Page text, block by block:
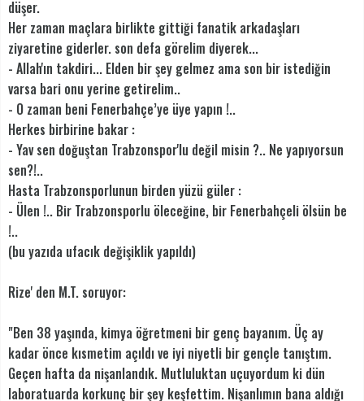
düşer.
Her zaman maçlara birlikte gittiği fanatik arkadaşları
ziyaretine giderler. son defa görelim diyerek...
- Allah'ın takdiri... Elden bir şey gelmez ama son bir istediğin
varsa bari onu yerine getirelim..
- O zaman beni Fenerbahçe’ye üye yapın !..
Herkes birbirine bakar :
- Yav sen doğuştan Trabzonspor'lu değil misin ?.. Ne yapıyorsun
sen?!..
Hasta Trabzonsporlunun birden yüzü güler :
- Ülen !.. Bir Trabzonsporlu öleceğine, bir Fenerbahçeli ölsün be
!..
(bu yazıda ufacık değişiklik yapıldı)
Rize' den M.T. soruyor:
"Ben 38 yaşında, kimya öğretmeni bir genç bayanım. Üç ay
kadar önce kısmetim açıldı ve iyi niyetli bir gençle tanıştım.
Geçen hafta da nişanlandık. Mutluluktan uçuyordum ki dün
laboratuarda korkunç bir şey keşfettim. Nişanlımın bana aldığı